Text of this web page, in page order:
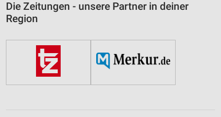
Die Zeitungen - unsere Partner in deiner
Region